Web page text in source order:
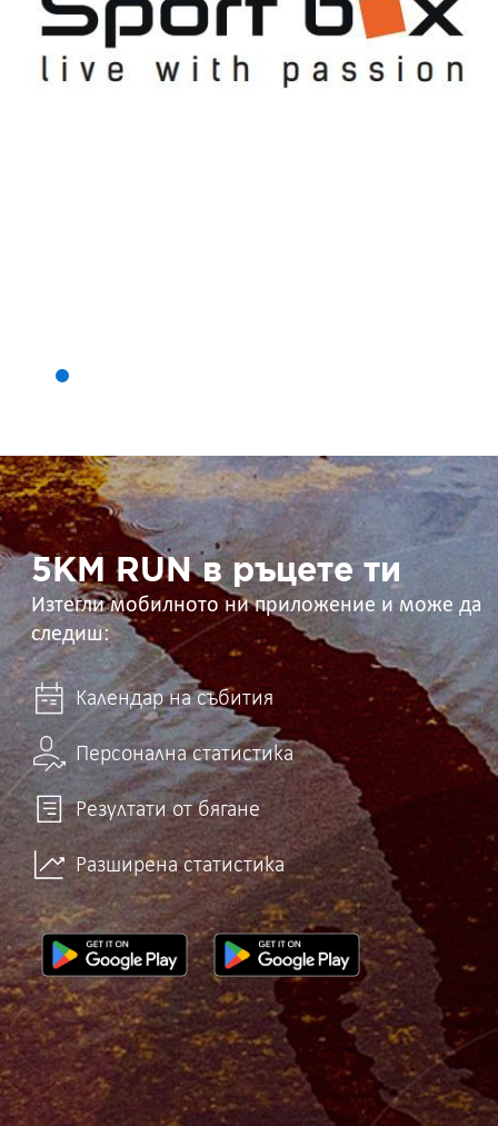
5KM
RUN
в
ръцете
ти 5KM RUN в ръцете ти
Изтегли мобилното ни приложение и може да
следиш:
Календар на събития
Персонална статистика
Резултати от бягане
Разширена статистика